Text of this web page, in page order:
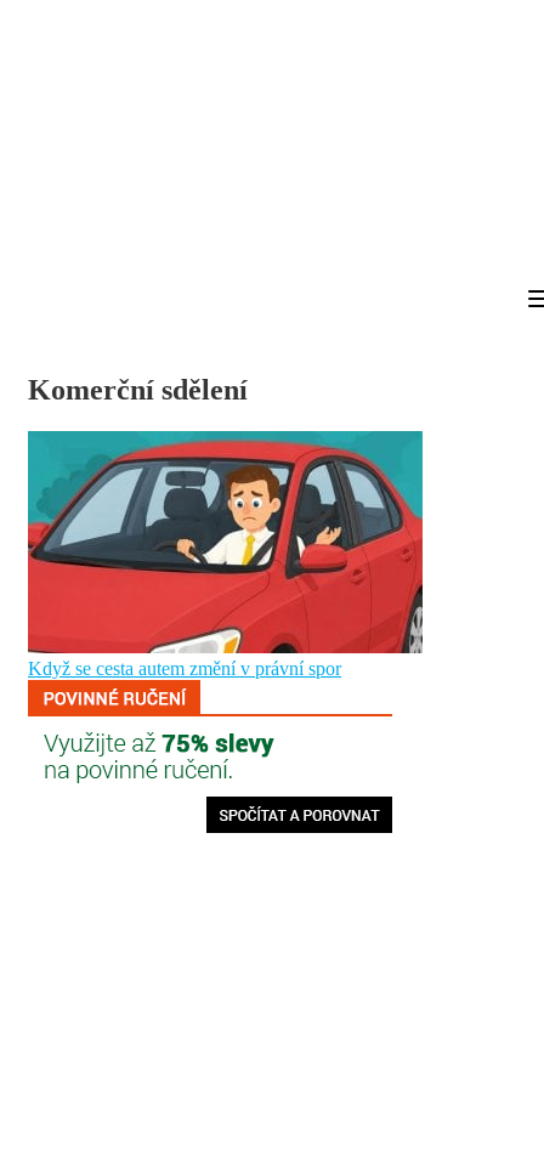
Komerční sdělení
Když se cesta autem změní v právní spor